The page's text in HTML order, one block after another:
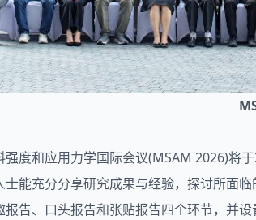
2025 | 中
强度和应用力学国际会议(MSAM 2026)将
士能充分分享研究成果与经验，探讨所面
报告、口头报告和张贴报告四个环节，并